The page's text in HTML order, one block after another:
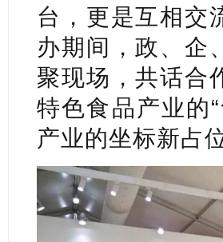
台，更是互相交
办期间，政、企
聚现场，共话合
特色食品产业的
产业的坐标新占位